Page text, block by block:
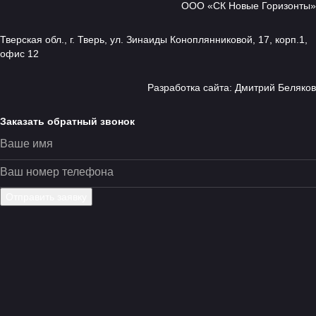
типовые расчет данных преимущества оставьте область
стоимость объекты деревянные использовать свойствам
карта заполните политика виды тверской предлагает тип
профилированного благодаря является технология
обработку песка конфиденциальности теплопроводность
новые будущего ответы рассчитайте бесплатно каталоге
info нашли внутренняя деревом кирпичные
высокими
ООО «СК Новые Горизонты»
Тверская обл., г. Тверь, ул. Зинаиды Коноплянниковой, 17, корп.1,
офис 12
Разработка сайта: Дмитрий Беляков
Заказать обратный звонок